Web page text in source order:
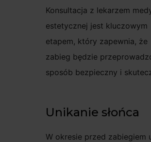
Konsultacja z lekarzem
estetycznej jest kluczowym
etapem, który zapewnia, że
zabieg będzie
sposób bezpieczny i
Unikanie słońca
W okresie przed zabiegiem